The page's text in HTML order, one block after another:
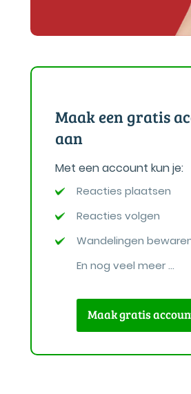
Maak een gratis
aan
Met een account kun je:
Reacties plaatsen
Reacties volgen
Wandelingen
En nog veel meer ...
Maak gratis